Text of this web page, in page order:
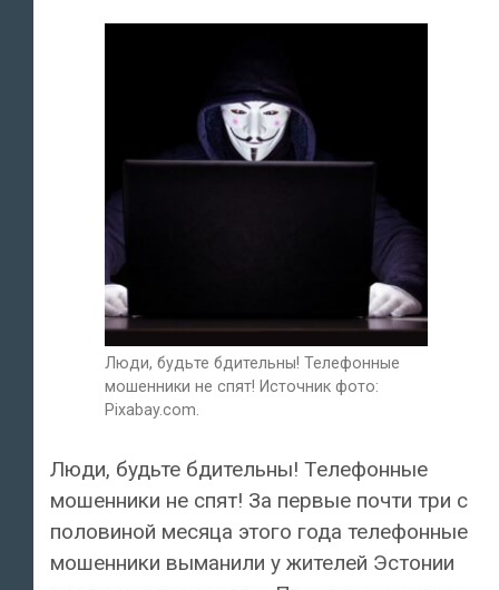
Люди, будьте бдительны! Телефонные
мошенники не спят! Источник фото:
Pixabay.com.
Люди, будьте бдительны! Телефонные
мошенники не спят! За первые почти три с
половиной месяца этого года телефонные
мошенники выманили у жителей Эстонии